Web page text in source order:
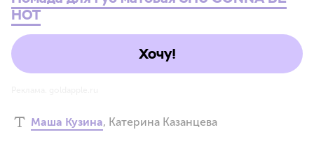
HOT
Хочу!
Маша Кузина, Катерина Казанцева